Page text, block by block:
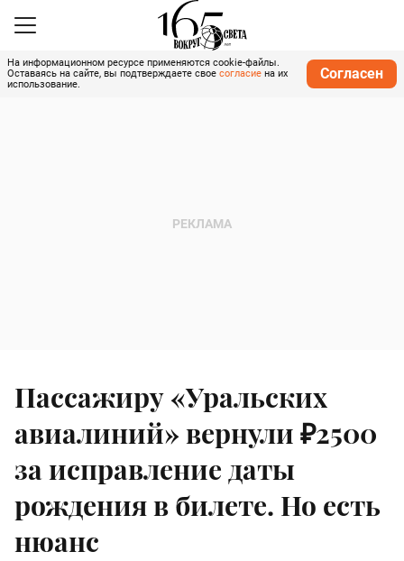
На информационном ресурсе применяются cookie-файлы.
Оставаясь на сайте, вы подтверждаете свое согласие на их
использование.
Согласен
Пассажиру «Уральских
авиалиний» вернули ₽2500
за исправление даты
рождения в билете. Но есть
нюанс